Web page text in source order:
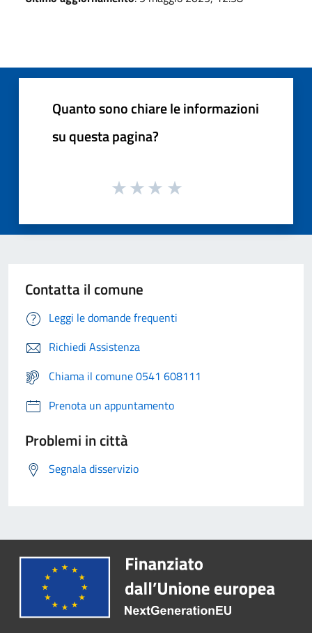
Quanto sono chiare le informazioni
su questa pagina?
Contatta il comune
Leggi le domande frequenti
Richiedi Assistenza
Chiama il comune 0541 608111
Prenota un appuntamento
Problemi in città
Segnala disservizio